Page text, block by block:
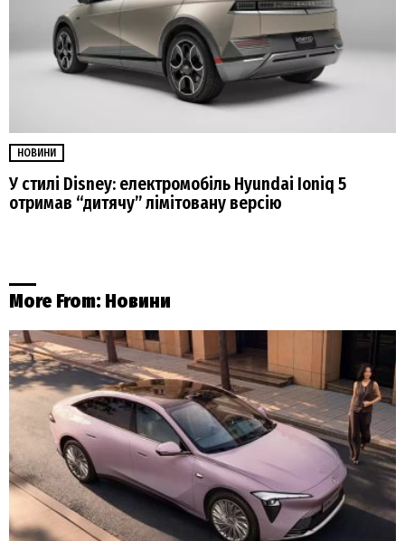
НОВИНИ
У стилі Disney: електромобіль Hyundai Ioniq 5
отримав “дитячу” лімітовану версію
More From: Новини